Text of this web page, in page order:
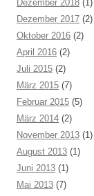
Dezember 2018 (1)
Dezember 2017 (2)
Oktober 2016 (2)
April 2016 (2)
Juli 2015 (2)
März 2015 (7)
Februar 2015 (5)
März 2014 (2)
November 2013 (1)
August 2013 (1)
Juni 2013 (1)
Mai 2013 (7)